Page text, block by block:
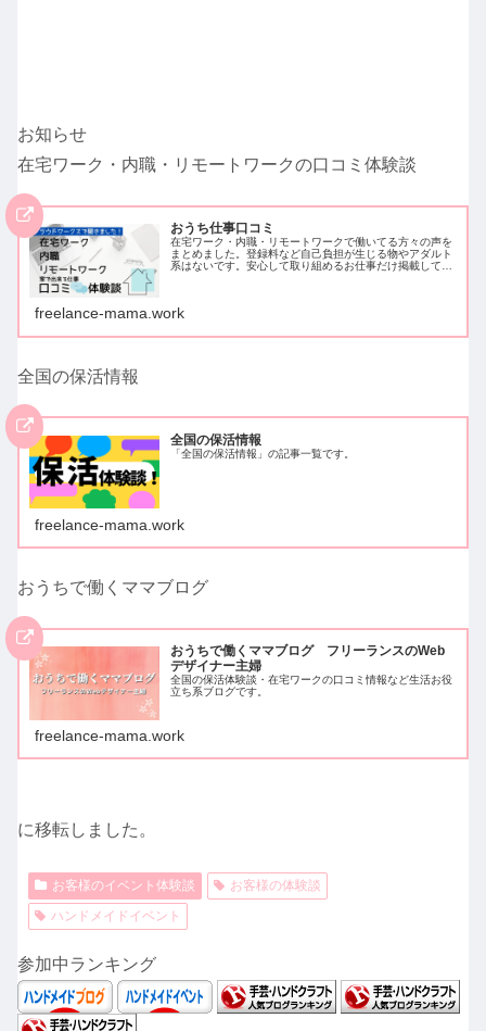
お知らせ
在宅ワーク・内職・リモートワークの口コミ体験談
おうち仕事口コミ
在宅ワーク・内職・リモートワークで働いてる方々の声を
まとめました。登録料など自己負担が生じる物やアダルト
系はないです。安心して取り組めるお仕事だけ掲載してい
freelance-mama.work
全国の保活情報
全国の保活情報
「全国の保活情報」の記事一覧です。
freelance-mama.work
おうちで働くママブログ
おうちで働くママブログ フリーランスのWeb
デザイナー主婦
全国の保活体験談・在宅ワークの口コミ情報など生活お役
立ち系ブログです。
freelance-mama.work
に移転しました。
お客様のイベント体験談
お客様の体験談
ハンドメイドイベント
参加中ランキング